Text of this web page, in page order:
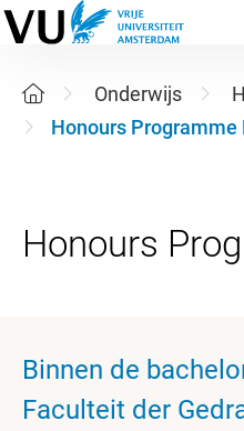
Onderwijs
Honours Programme
Binnen de
Faculteit der